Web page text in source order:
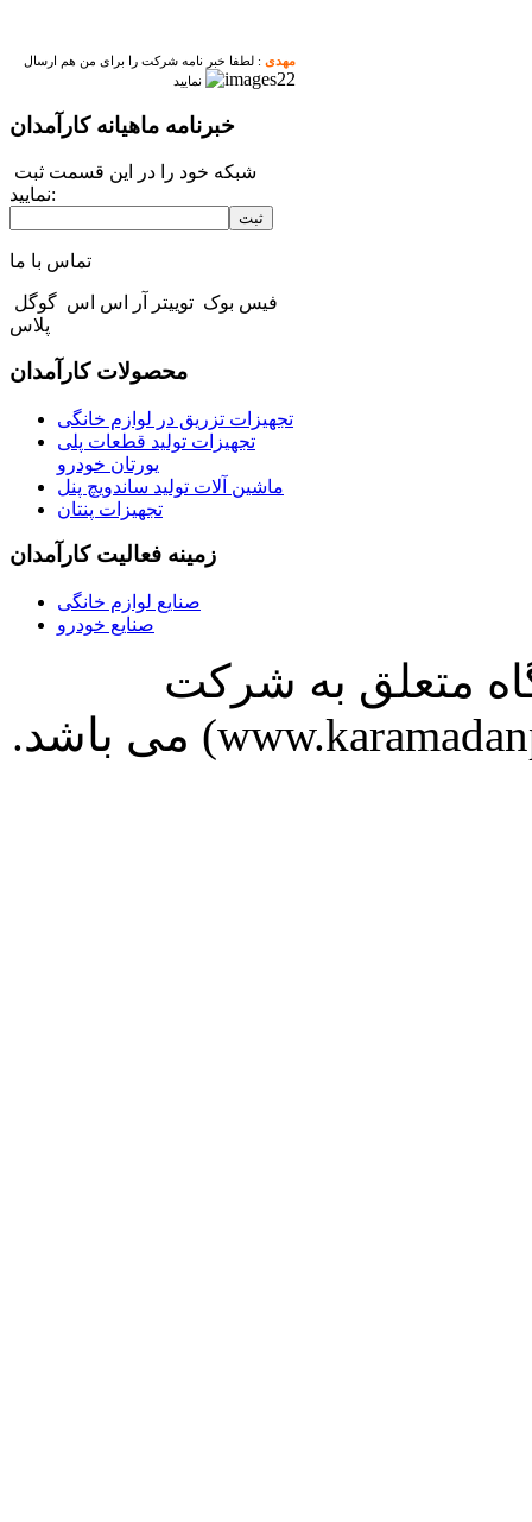
مهدی : لطفا خبر نامه شرکت را برای من هم ارسال
خبرنامه ماهیانه کارآمدان
نمایید:
ثبت
تماس با ما
فیس بوک توییتر آر اس اس گوگل
پلاس
محصولات کارآمدان
تجهیزات تزریق در لوازم خانگی
تجهیزات تولید قطعات پلی
یورتان خودرو
ماشین آلات تولید ساندویچ پنل
تجهیزات پنتان
زمینه فعالیت کارآمدان
صنایع لوازم خانگی
صنایع خودرو
پایگاه متعلق به شرکت